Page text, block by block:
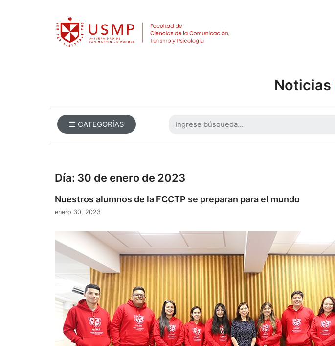
Noticias
CATEGORÍAS
Día: 30 de enero de 2023
Nuestros alumnos de la FCCTP se preparan para el mundo
enero 30, 2023